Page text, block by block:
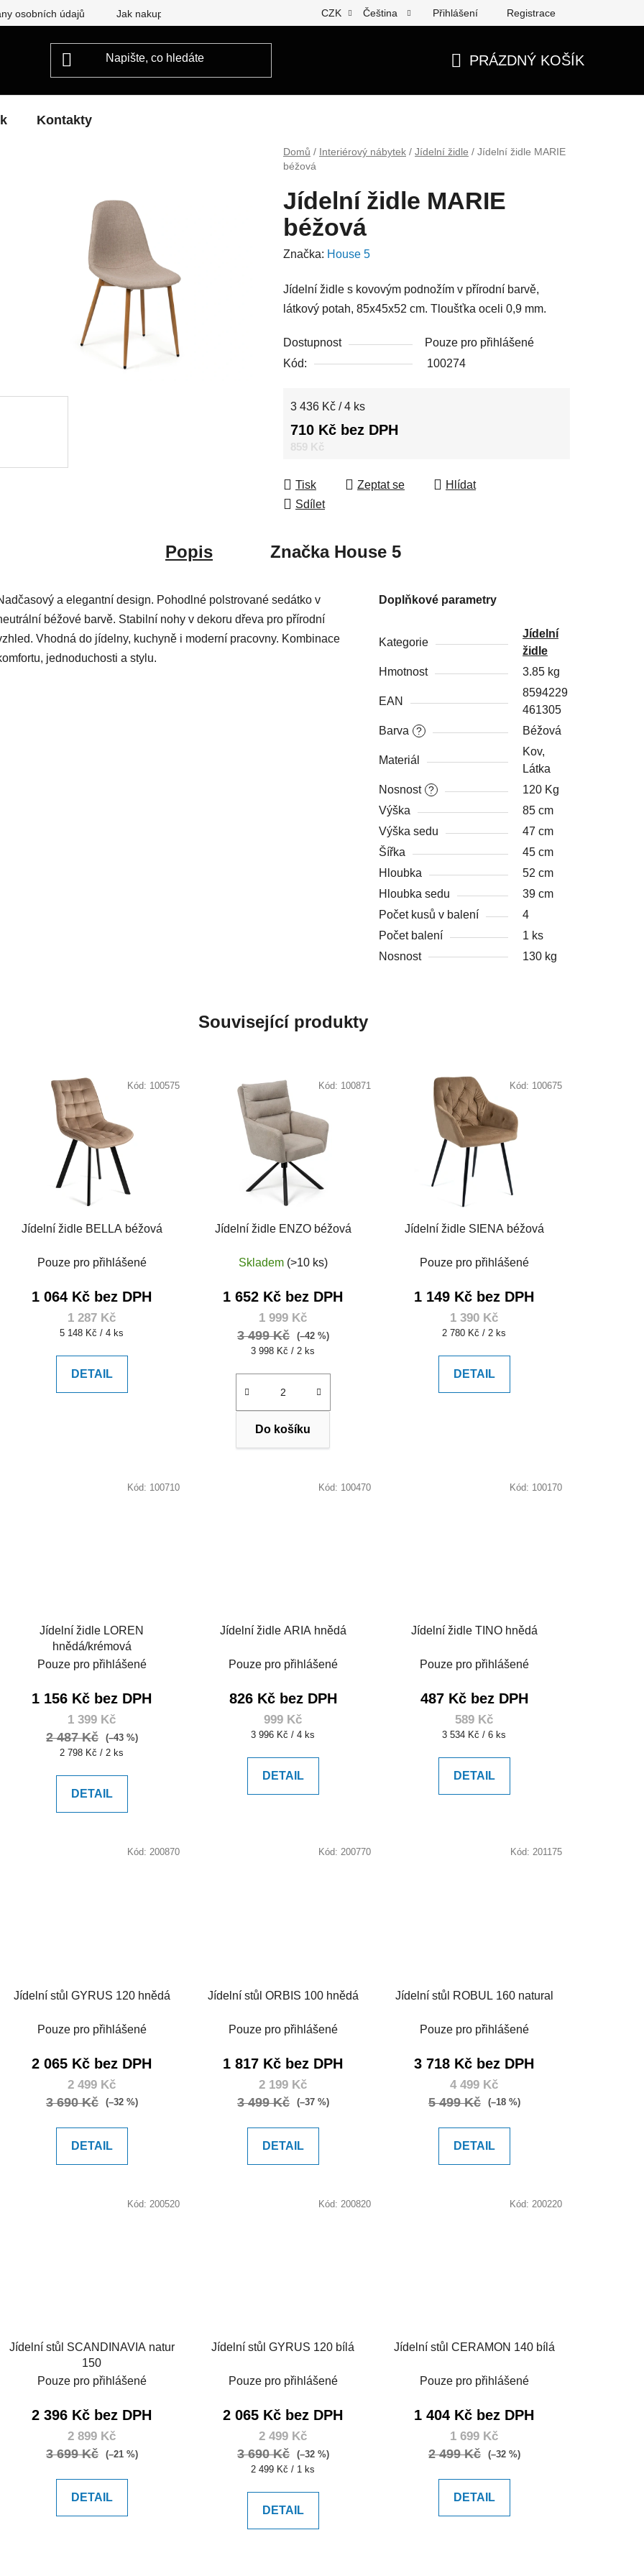
osobních údajů Jak nakupovat CZK Čeština Přihlášení Registrace
PRÁZDNÝ KOŠÍK
Kontakty
Domů / Interiérový nábytek / Jídelní židle / Jídelní židle MARIE
béžová
Jídelní židle MARIE
béžová
Značka: House 5
Jídelní židle s kovovým podnožím v přírodní barvě,
látkový potah, 85x45x52 cm. Tloušťka oceli 0,9 mm.
Dostupnost
Pouze pro přihlášené
Kód:
100274
859 Kč
710 Kč bez DPH
Měrná cena:
3 436 Kč / 4 ks
Tisk Zeptat se
Hlídat
Sdílet
Popis ZnačkaHouse 5
a elegantní design. Pohodlné polstrované sedátko v
béžové barvě. Stabilní nohy v dekoru dřeva pro přírodní
Vhodná do jídelny, kuchyně i moderní pracovny. Kombinace
jednoduchosti a stylu.
Doplňkové parametry
Kategorie
Jídelní
židle
Hmotnost
3.85 kg
EAN
8594229
461305
?
Barva Béžová
Materiál
Kov,
Látka
?
Nosnost
120 Kg
Výška
85 cm
Výška sedu
47 cm
Šířka
45 cm
Hloubka
52 cm
Hloubka sedu
39 cm
Počet kusů v balení
4
Počet balení
1 ks
Nosnost
130 kg
Související produkty
Jídelní židle BELLA béžová
Pouze pro přihlášené
1 064 Kč bez DPH
1 287 Kč
Měrná
5 148 Kč / 4 ks
DETAIL
Kód: 100575
Jídelní židle ENZO béžová
Skladem (>10 ks)
1 652 Kč bez DPH
1 999 Kč
3 499 Kč
(–42 %)
Měrná
3 998 Kč / 2 ks
Do košíku
Kód: 100871
Jídelní židle SIENA béžová
Pouze pro přihlášené
1 149 Kč bez DPH
1 390 Kč
Měrná
2 780 Kč / 2 ks
DETAIL
Kód: 100675
Jídelní židle LOREN
hnědá/krémová
Pouze pro přihlášené
1 156 Kč bez DPH
1 399 Kč
2 487 Kč
(–43 %)
Měrná
2 798 Kč / 2 ks
DETAIL
Kód: 100710
Jídelní židle ARIA hnědá
Pouze pro přihlášené
826 Kč bez DPH
999 Kč
Měrná
3 996 Kč / 4 ks
DETAIL
Kód: 100470
Jídelní židle TINO hnědá
Pouze pro přihlášené
487 Kč bez DPH
589 Kč
Měrná
3 534 Kč / 6 ks
DETAIL
Kód: 100170
Jídelní stůl GYRUS 120 hnědá
Pouze pro přihlášené
2 065 Kč bez DPH
2 499 Kč
3 690 Kč (–32 %)
DETAIL
Kód: 200870
Jídelní stůl ORBIS 100 hnědá
Pouze pro přihlášené
1 817 Kč bez DPH
2 199 Kč
3 499 Kč (–37 %)
DETAIL
Kód: 200770
Jídelní stůl ROBUL 160 natural
Pouze pro přihlášené
3 718 Kč bez DPH
4 499 Kč
5 499 Kč (–18 %)
DETAIL
Kód: 201175
Jídelní stůl SCANDINAVIA natur
150
Pouze pro přihlášené
2 396 Kč bez DPH
2 899 Kč
3 699 Kč (–21 %)
DETAIL
Kód: 200520
Jídelní stůl GYRUS 120 bílá
Pouze pro přihlášené
2 065 Kč bez DPH
2 499 Kč
3 690 Kč
(–32 %)
Měrná
2 499 Kč / 1 ks
DETAIL
Kód: 200820
Jídelní stůl CERAMON 140 bílá
Pouze pro přihlášené
1 404 Kč bez DPH
1 699 Kč
2 499 Kč (–32 %)
DETAIL
Kód: 200220